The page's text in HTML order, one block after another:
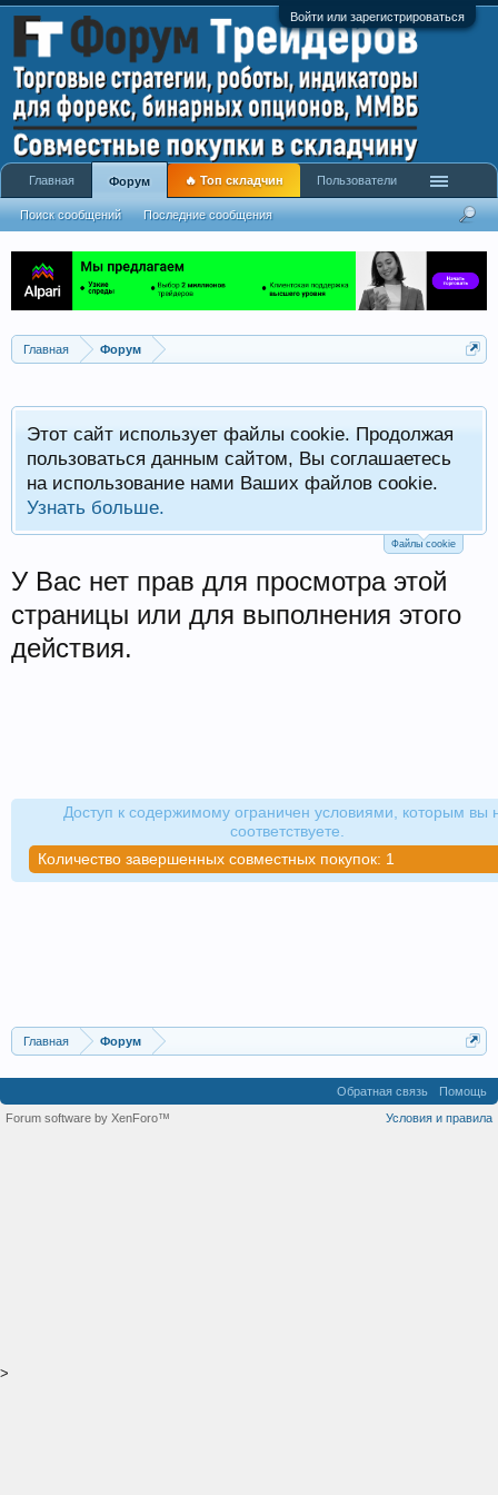
Войти или зарегистрироваться
Главная Форум
Этот сайт использует файлы cookie. Продолжая
пользоваться данным сайтом, Вы соглашаетесь
на использование нами Ваших файлов cookie.
Узнать больше.
Файлы cookie
У Вас нет прав для просмотра этой
страницы или для выполнения этого
действия.
Доступ к содержимому ограничен условиями, которым вы
соответствуете.
Количество завершенных совместных покупок: 1
Главная Форум
Главная Форум
Поиск сообщений Последние сообщения
🔥 Топ складчин Пользователи
Обратная связь
Помощь
Условия и правила
Forum software by XenForo™
>